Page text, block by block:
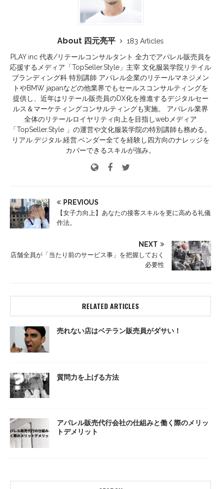
About 四元亮平
183 Articles
PLAY inc 代表/リテールコンサルタント 全力でアパレル販売員を
応援するメディア「TopSeller.Style」主宰 文化服装学院リテイル
ブランディング科 特別講師 アパレル企業のリテールマネジメン
トやBMW japanなどの他業界でもセールスコンサルティングを
提供し、近年はリテール販売員のDX化を推進するデジタルセー
ルス＆マーケティングコンサルティングも実施。 アパレル業界
全体のリテールロイヤリティ向上を目指しwebメディア
「TopSeller.Style 」の運営や文化服装学院の特別講師も務める。
リアル.デジタル.経営.ベンダー全てを経験し四方向のナレッジを
カバーできるスキルが強み。
PREVIOUS
【女子力向上】あなたの接客スキルを更に高める礼儀
作法。
NEXT
店舗全員が「当たり前のサービス事」を把握しておく
必要性
RELATED ARTICLES
売れない店はベテラン販売員がダサい！
質問力を上げる方法
アパレル販売代行会社の仕組みと働く際のメリッ
トデメリット